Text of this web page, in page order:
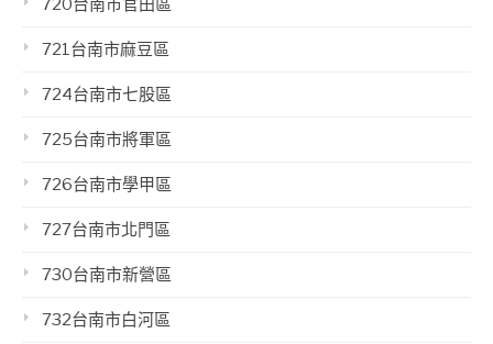
720台南市官田區
721台南市麻豆區
724台南市七股區
725台南市將軍區
726台南市學甲區
727台南市北門區
730台南市新營區
732台南市白河區